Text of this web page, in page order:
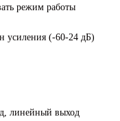
режим работы
усиления (-60-24 дБ)
линейный выход